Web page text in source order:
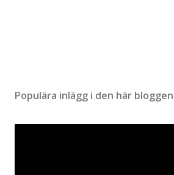
Populära inlägg i den här bloggen